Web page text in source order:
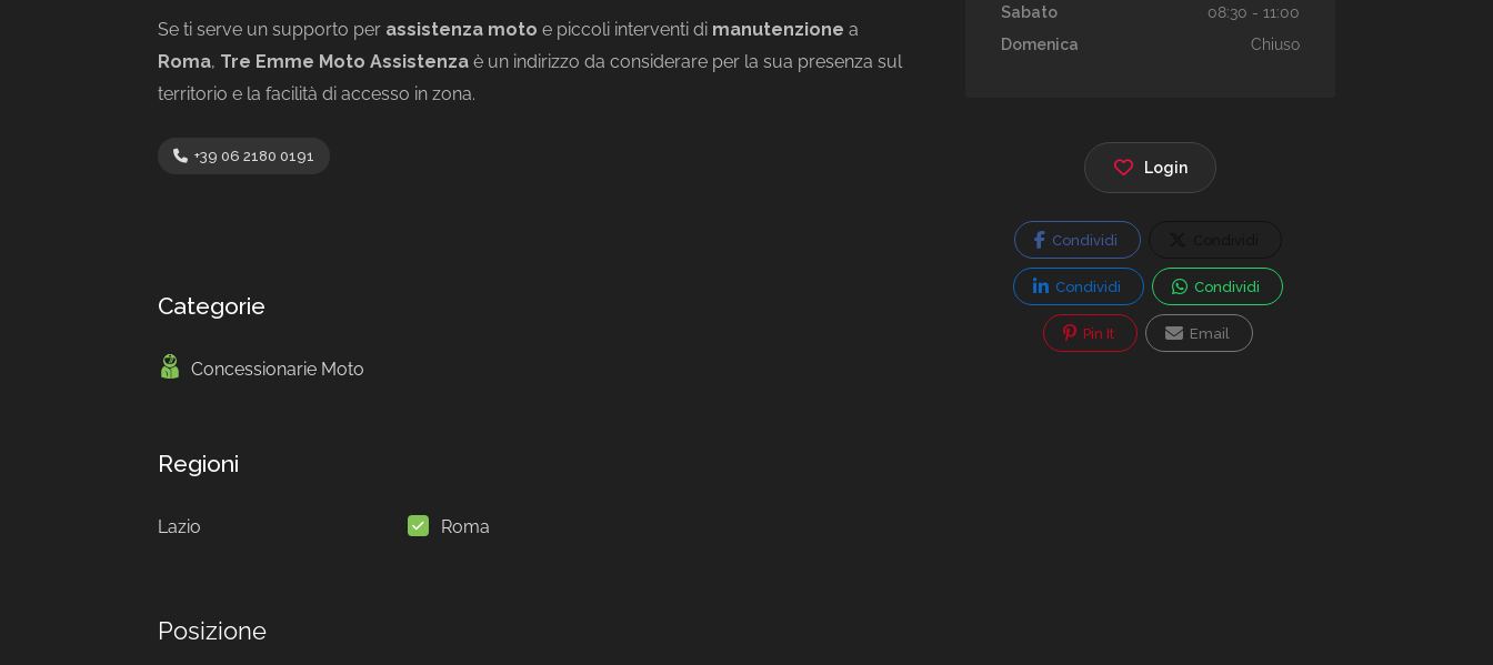
Se ti serve un supporto per assistenza moto e piccoli interventi di manutenzione a
Roma, Tre Emme Moto Assistenza è un indirizzo da considerare per la sua presenza sul
territorio e la facilità di accesso in zona.
+39 06 2180 0191
Categorie
Concessionarie Moto
Regioni
Lazio Roma
Posizione
Sabato
08:30 - 11:00
Domenica
Chiuso
Login
Condividi
Condividi Condividi
Pin It Email